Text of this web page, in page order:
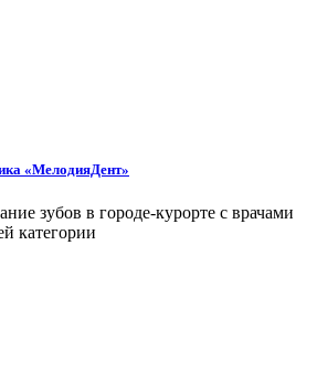
«МелодияДент»
зубов в городе-курорте с врачами
категории